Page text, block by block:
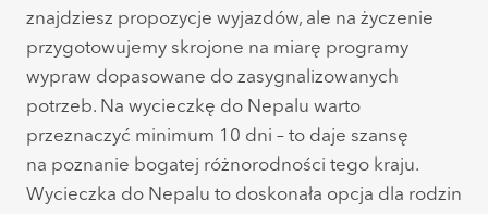
znajdziesz propozycje wyjazdów, ale na życzenie
przygotowujemy skrojone na miarę programy
wypraw dopasowane do zasygnalizowanych
potrzeb. Na wycieczkę do Nepalu warto
przeznaczyć minimum 10 dni – to daje szansę
na poznanie bogatej różnorodności tego kraju.
Wycieczka do Nepalu to doskonała opcja dla rodzin